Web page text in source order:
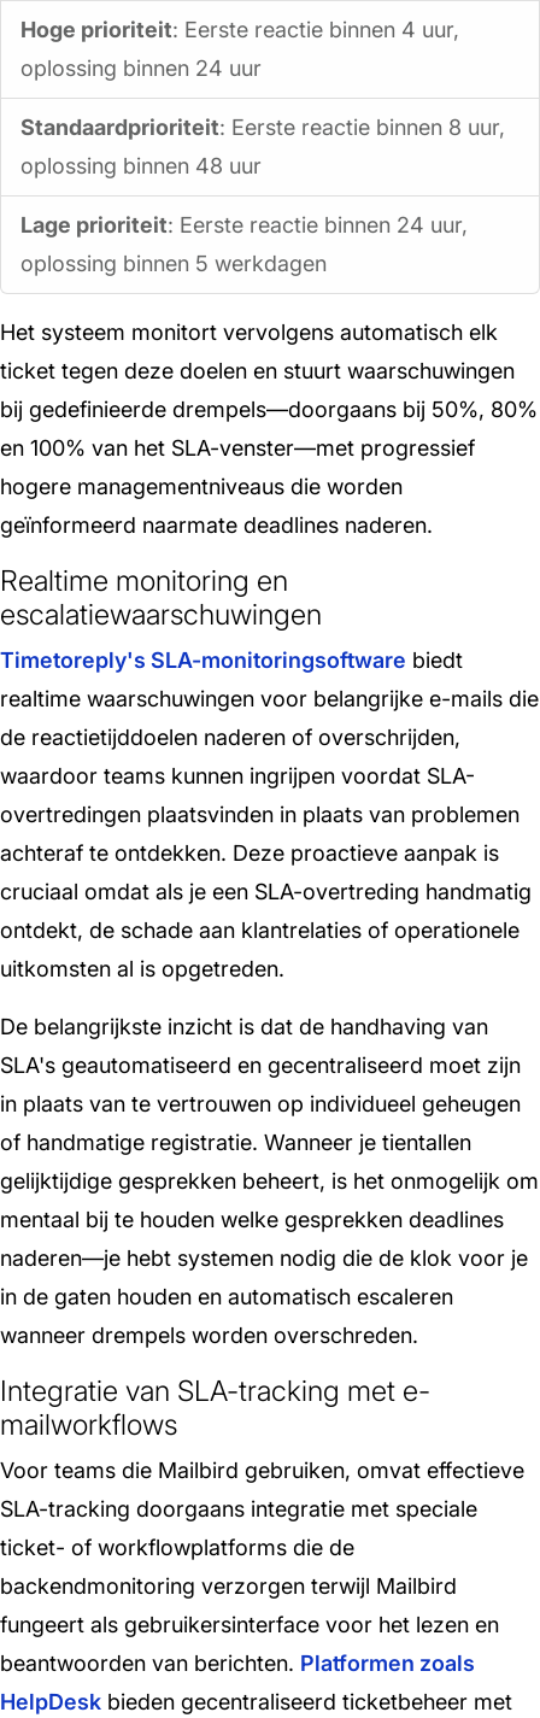
Hoge prioriteit: Eerste reactie binnen 4 uur,
oplossing binnen 24 uur
Standaardprioriteit: Eerste reactie binnen 8 uur,
oplossing binnen 48 uur
Lage prioriteit: Eerste reactie binnen 24 uur,
oplossing binnen 5 werkdagen
Het systeem monitort vervolgens automatisch elk
ticket tegen deze doelen en stuurt waarschuwingen
bij gedefinieerde drempels—doorgaans bij 50%, 80%
en 100% van het SLA-venster—met progressief
hogere managementniveaus die worden
geïnformeerd naarmate deadlines naderen.
Realtime monitoring en
escalatiewaarschuwingen
Timetoreply's SLA-monitoringsoftware biedt
realtime waarschuwingen voor belangrijke e-mails die
de reactietijddoelen naderen of overschrijden,
waardoor teams kunnen ingrijpen voordat SLA-
overtredingen plaatsvinden in plaats van problemen
achteraf te ontdekken. Deze proactieve aanpak is
cruciaal omdat als je een SLA-overtreding handmatig
ontdekt, de schade aan klantrelaties of operationele
uitkomsten al is opgetreden.
De belangrijkste inzicht is dat de handhaving van
SLA's geautomatiseerd en gecentraliseerd moet zijn
in plaats van te vertrouwen op individueel geheugen
of handmatige registratie. Wanneer je tientallen
gelijktijdige gesprekken beheert, is het onmogelijk om
mentaal bij te houden welke gesprekken deadlines
naderen—je hebt systemen nodig die de klok voor je
in de gaten houden en automatisch escaleren
wanneer drempels worden overschreden.
Integratie van SLA-tracking met e-
mailworkflows
Voor teams die Mailbird gebruiken, omvat effectieve
SLA-tracking doorgaans integratie met speciale
ticket- of workflowplatforms die de
backendmonitoring verzorgen terwijl Mailbird
fungeert als gebruikersinterface voor het lezen en
beantwoorden van berichten. Platformen zoals
HelpDesk bieden gecentraliseerd ticketbeheer met